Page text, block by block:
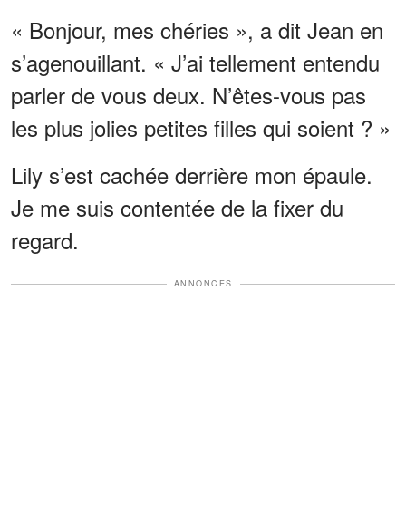
« Bonjour, mes chéries », a dit Jean en
s’agenouillant. « J’ai tellement entendu
parler de vous deux. N’êtes-vous pas
les plus jolies petites filles qui soient ? »
Lily s’est cachée derrière mon épaule.
Je me suis contentée de la fixer du
regard.
ANNONCES